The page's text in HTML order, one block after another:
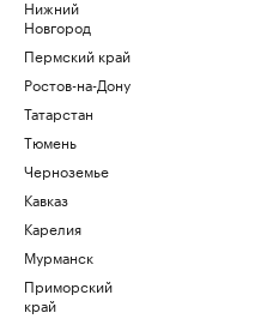
Нижний
Новгород
Пермский край
Ростов-на-Дону
Татарстан
Тюмень
Черноземье
Кавказ
Карелия
Мурманск
Приморский
край